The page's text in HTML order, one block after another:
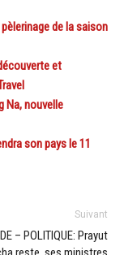
pèlerinage de la saison
et
Na, nouvelle
son pays le 11
Suivant
– POLITIQUE: Prayut